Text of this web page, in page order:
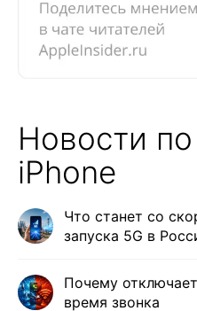
Новости
iPhone
Что станет со
запуска 5G в
Почему
время звонка